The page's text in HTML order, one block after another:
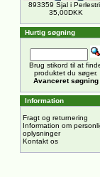
893359 Sjal i
35,00DKK
Hurtig søgning
Brug stikord til at
produktet du søger.
Avanceret søgning
Information
Fragt og returnering
Information om
oplysninger
Kontakt os